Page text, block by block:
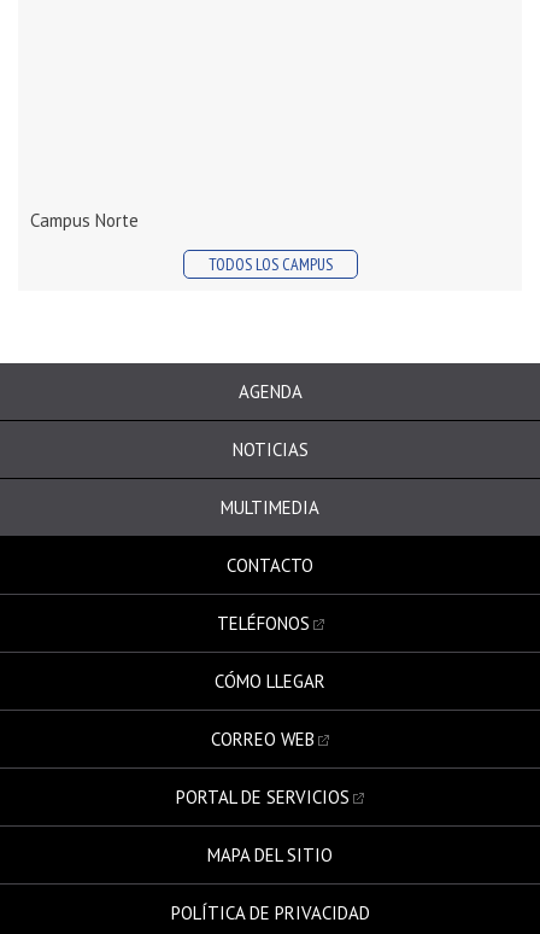
Campus Norte
TODOS LOS CAMPUS
AGENDA
NOTICIAS
MULTIMEDIA
CONTACTO
TELÉFONOS
CÓMO LLEGAR
CORREO WEB
PORTAL DE SERVICIOS
MAPA DEL SITIO
POLÍTICA DE PRIVACIDAD